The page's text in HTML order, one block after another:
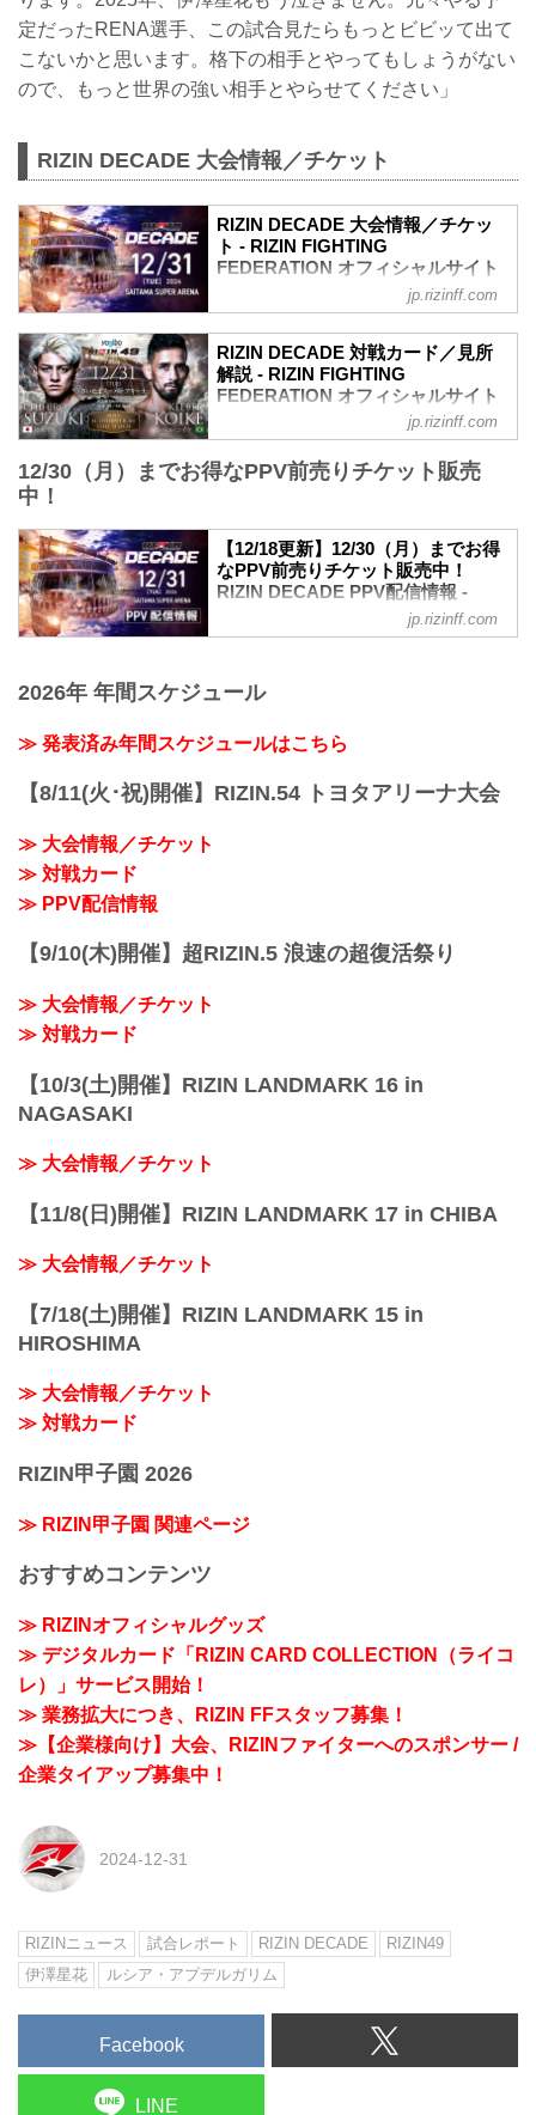
定だったRENA選手、この試合見たらもっとビビッて出て
こないかと思います。格下の相手とやってもしょうがない
ので、もっと世界の強い相手とやらせてください」
RIZIN DECADE 大会情報／チケット
RIZIN DECADE 大会情報／チケッ
ト - RIZIN FIGHTING
FEDERATION オフィシャルサイト
開場／開始時間変更のお知らせ
ライアン・ガルシア vs. 安保瑠輝也の試
合延期に伴い、開場／開始時間変更が以
【変更前】2024年12月31日（火）9:00開
場／10:00開始
↓
開場／13:00開始
12/17（火）更新
RIZIN DECADE チケット払い戻しに関す
るお知らせ
ライアン・ガルシア vs. 安保瑠輝也の試
合延期に伴い、チケットの払い戻しを希
jp.rizinff.com
RIZIN DECADE 対戦カード／見所
解説 - RIZIN FIGHTING
FEDERATION オフィシャルサイト
RIZINマッチメイク担当のチャーリーが対
ーンやストロングポイントを把握すれ
※見所解説は随時更新いたします。
Yogibo presents RIZIN.49 試合順
雷神番外地
細川一颯 vs. 宇佐美正パトリック
RIZI...
jp.rizinff.com
12/30（月）までお得なPPV前売りチケット販売
中！
【12/18更新】12/30（月）までお得
なPPV前売りチケット販売中！
RIZIN DECADE PPV配信情報 -
RIZIN FIGHTING FEDERATION オ
フィシャルサイト
12/18（水）更新
DECADE』第1部で実施を予定しておりま
したライアン・ガルシア vs. 安保瑠輝也
は、ライアン・ガルシアが練習中に手を
負傷しドクターストップとなったため、
※通しチケットの返金の対応はございま
せん。
jp.rizinff.com
2026年 年間スケジュール
≫ 発表済み年間スケジュールはこちら
【8/11(火･祝)開催】RIZIN.54 トヨタアリーナ大会
≫ 大会情報／チケット
≫ 対戦カード
≫ PPV配信情報
【9/10(木)開催】超RIZIN.5 浪速の超復活祭り
≫ 大会情報／チケット
≫ 対戦カード
【10/3(土)開催】RIZIN LANDMARK 16 in
NAGASAKI
≫ 大会情報／チケット
【11/8(日)開催】RIZIN LANDMARK 17 in CHIBA
≫ 大会情報／チケット
【7/18(土)開催】RIZIN LANDMARK 15 in
HIROSHIMA
≫ 大会情報／チケット
≫ 対戦カード
RIZIN甲子園 2026
≫ RIZIN甲子園 関連ページ
おすすめコンテンツ
≫ RIZINオフィシャルグッズ
≫ デジタルカード「RIZIN CARD COLLECTION（ライコ
レ）」サービス開始！
≫ 業務拡大につき、RIZIN FFスタッフ募集！
≫【企業様向け】大会、RIZINファイターへのスポンサー /
企業タイアップ募集中！
2024-12-31
RIZINニュース 試合レポート RIZIN DECADE
RIZIN49
伊澤星花
ルシア・アプデルガリム
Facebook
LINE